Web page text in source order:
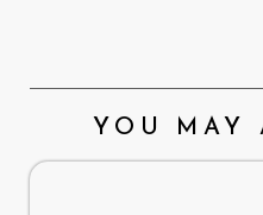
YOU MAY